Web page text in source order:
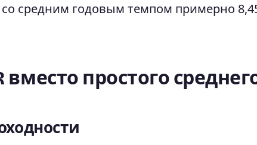
средним годовым темпом примерно
простого